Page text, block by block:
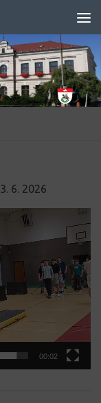
3. 6. 2026
00:02